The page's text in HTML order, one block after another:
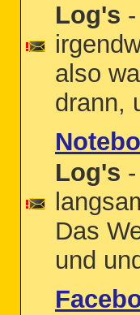
Log's
also
drann,
Log's
Das
und